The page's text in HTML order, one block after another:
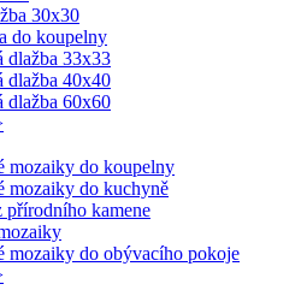
30x30
do koupelny
dlažba 33x33
dlažba 40x40
dlažba 60x60
mozaiky do koupelny
mozaiky do kuchyně
kamene
mozaiky do obývacího pokoje